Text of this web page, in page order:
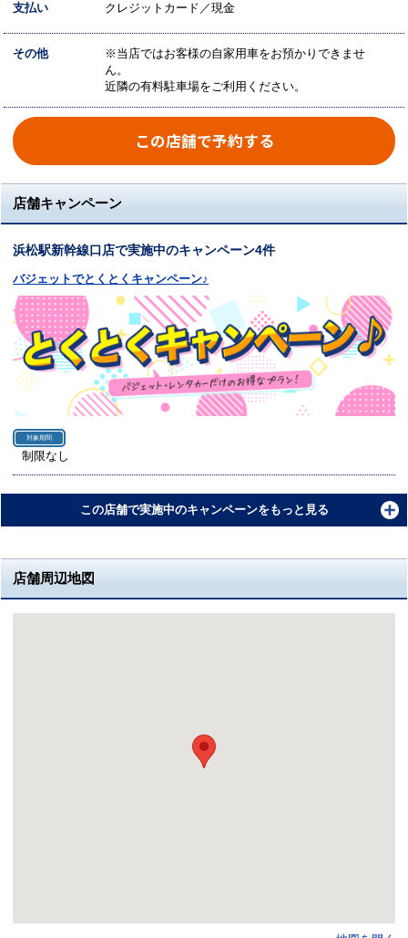
支払い クレジットカード／現金
その他
※当店ではお客様の自家用車をお預かりできませ
ん。
近隣の有料駐車場をご利用ください。
この店舗で予約する
店舗キャンペーン
浜松駅新幹線口店で実施中のキャンペーン4件
バジェットでとくとくキャンペーン♪
対象期間
制限なし
この店舗で実施中のキャンペーンをもっと見る
店舗周辺地図